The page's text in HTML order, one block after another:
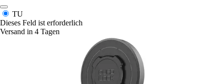
TU
Dieses Feld ist erforderlich
Versand in 4 Tagen